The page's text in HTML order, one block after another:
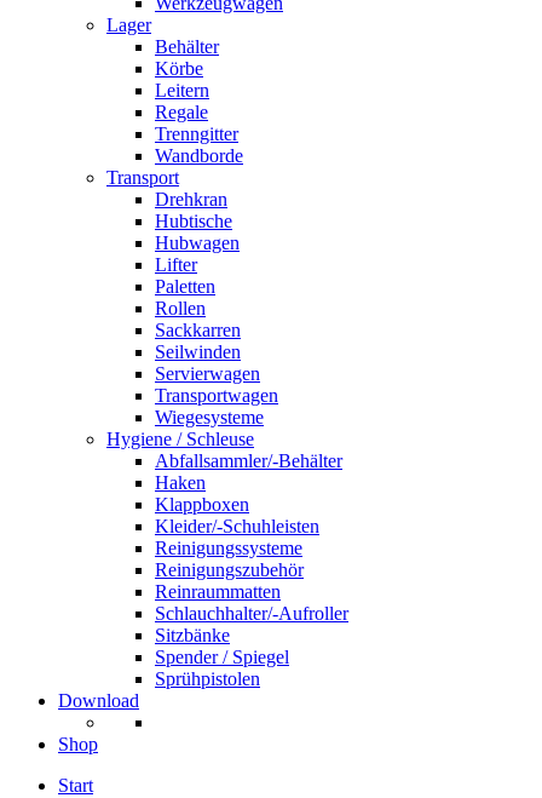
Lager
Behälter
Körbe
Leitern
Regale
Trenngitter
Wandborde
Transport
Drehkran
Hubtische
Hubwagen
Lifter
Paletten
Rollen
Sackkarren
Seilwinden
Servierwagen
Transportwagen
Wiegesysteme
Hygiene / Schleuse
Abfallsammler/-Behälter
Haken
Klappboxen
Kleider/-Schuhleisten
Reinigungssysteme
Reinigungszubehör
Reinraummatten
Schlauchhalter/-Aufroller
Sitzbänke
Spender / Spiegel
Sprühpistolen
Download
Shop
Start